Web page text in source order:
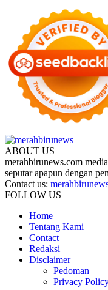
ABOUT US
merahbirunews.com
seputar apapun dengan
Contact us:
FOLLOW US
Home
Tentang Kami
Contact
Redaksi
Disclaimer
Pedoman
Privacy